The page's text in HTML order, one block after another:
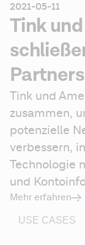
2021-05-11
Tink
Tink und
zusammen,
potenzielle
verbessern,
Technologie
und
Mehr erfahren
USE CASES